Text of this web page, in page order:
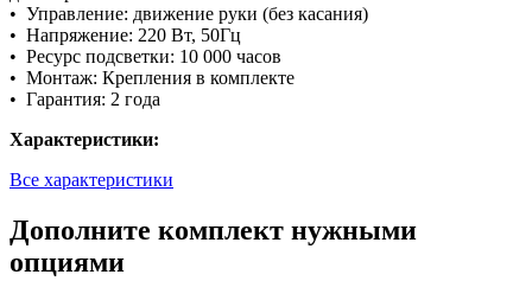
• Управление: движение руки (без касания)
• Напряжение: 220 Вт, 50Гц
• Ресурс подсветки: 10 000 часов
• Монтаж: Крепления в комплекте
• Гарантия: 2 года
Характеристики:
Все характеристики
Дополните комплект нужными
опциями